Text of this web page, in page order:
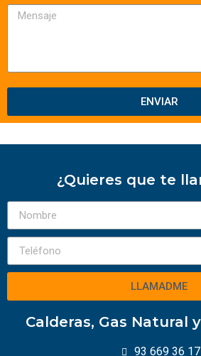
ENVIAR
¿Quieres que te
LLAMADME
Calderas, Gas Natural
93 669 36 17